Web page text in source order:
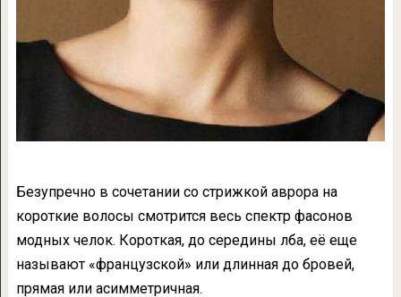
Безупречно в сочетании со стрижкой аврора на
короткие волосы смотрится весь спектр фасонов
модных челок. Короткая, до середины лба, её еще
называют «французской» или длинная до бровей,
прямая или асимметричная.